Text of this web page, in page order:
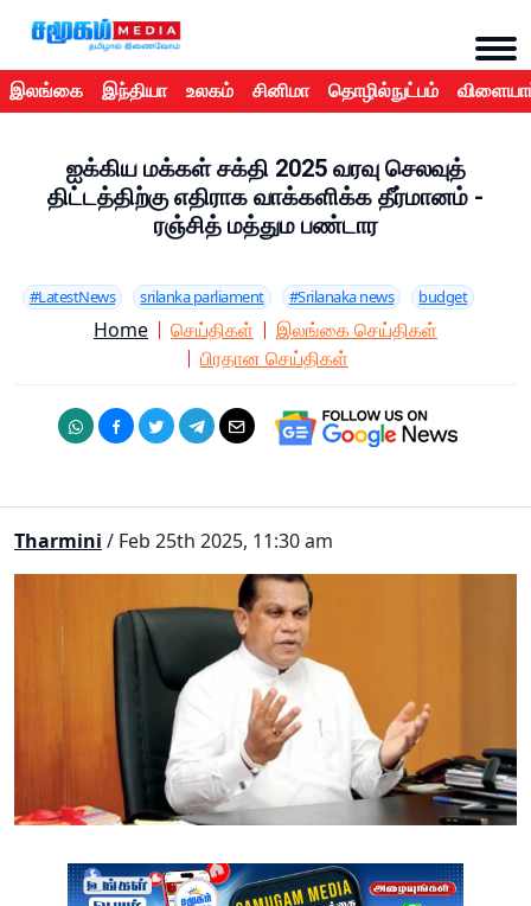
இலங்கை இந்தியா உலகம் சினிமா தொழில்நுட்பம்
ஐக்கிய மக்கள் சக்தி 2025 வரவு செலவுத்
திட்டத்திற்கு எதிராக வாக்களிக்க தீர்மானம் -
ரஞ்சித் மத்தும பண்டார
#LatestNews srilanka parliament #Srilanaka news budget
Home செய்திகள்
இலங்கை செய்திகள்
பிரதான செய்திகள்
Tharmini / Feb 25th 2025, 11:30 am